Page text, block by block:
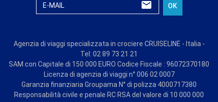
E-MAIL OK
Agenzia di viaggi specializzata in crociere CRUISELINE - Italia -
Tel: 02 89 73 21 21
SAM con Capitale di 150 000 EURO Codice Fiscale : 96072370180
Licenza di agenzia di viaggi n° 006 02 0007
Garanzia finanziaria Groupama N° di polizza 4000717380
Responsabilità civile e penale RC RSA del valore di 10 000 000